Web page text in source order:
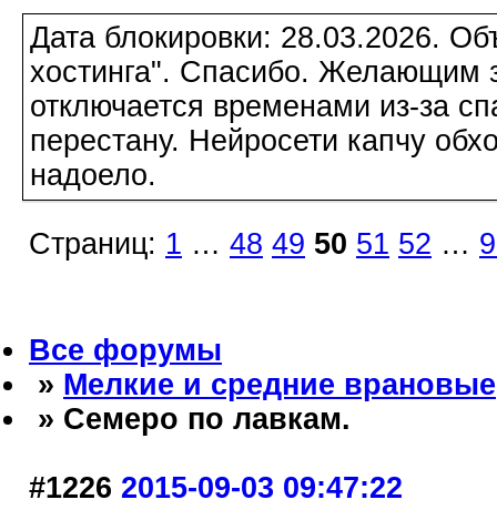
Дата блокировки: 28.03.2026.
хостинга". Спасибо. Желающим
отключается временами из-за
перестану. Нейросети капчу
надоело.
Страниц: 1 … 48 49 50 51 52 …
Все форумы
» Мелкие и средние врановые
» Семеро по лавкам.
#1226 2015-09-03 09:47:22